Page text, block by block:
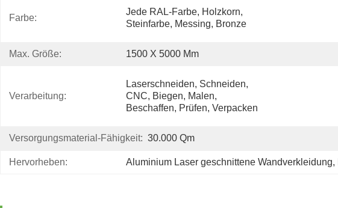
Farbe:
Jede RAL-Farbe, Holzkorn,
Steinfarbe, Messing, Bronze
Max. Größe: 1500 X 5000 Mm
Verarbeitung:
Laserschneiden, Schneiden,
CNC, Biegen, Malen,
Beschaffen, Prüfen, Verpacken
Versorgungsmaterial-Fähigkeit: 30.000 Qm
Hervorheben: Aluminium Laser geschnittene Wandverkleidung,